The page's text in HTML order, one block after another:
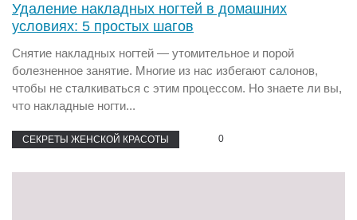
Удаление накладных ногтей в домашних
условиях: 5 простых шагов
Снятие накладных ногтей — утомительное и порой
болезненное занятие. Многие из нас избегают салонов,
чтобы не сталкиваться с этим процессом. Но знаете ли вы,
что накладные ногти...
СЕКРЕТЫ ЖЕНСКОЙ КРАСОТЫ 0